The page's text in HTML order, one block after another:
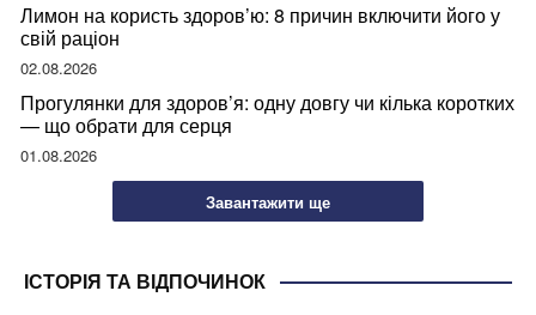
Лимон на користь здоров’ю: 8 причин включити його у
свій раціон
02.08.2026
Прогулянки для здоров’я: одну довгу чи кілька коротких
— що обрати для серця
01.08.2026
Завантажити ще
ІСТОРІЯ ТА ВІДПОЧИНОК